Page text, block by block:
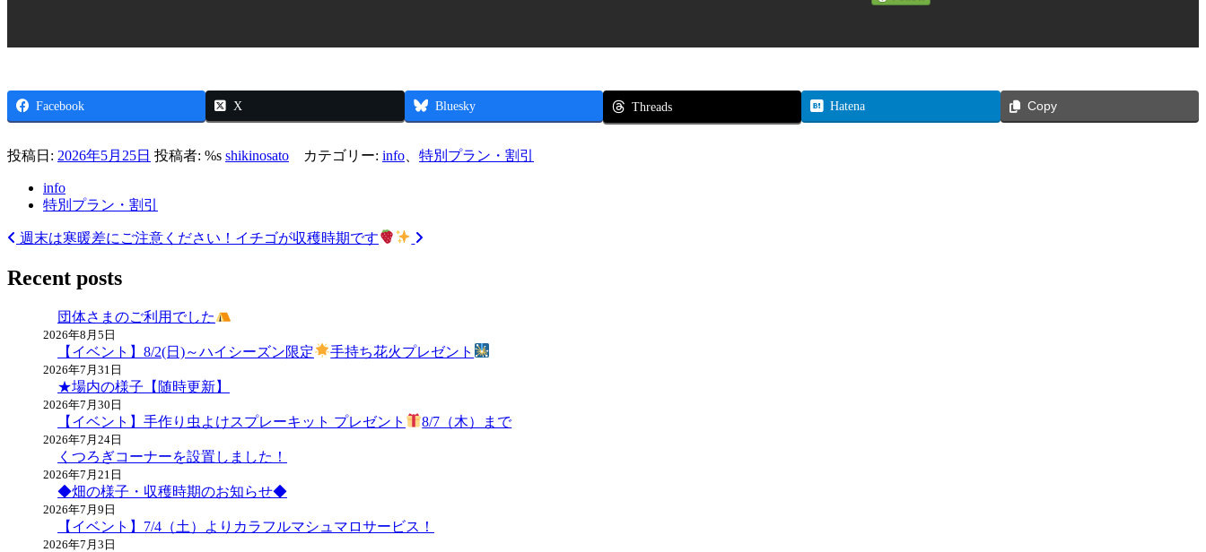
Facebook X Bluesky Threads Hatena Copy
投稿日: 2026年5月25日 投稿者: %s shikinosato カテゴリー: info 特別プラン・割引
info
特別プラン・割引
投
稿
週末は寒暖差にご注意ください！ イチゴが収穫時期です
Recent posts
団体さまのご利用でした
2026年8月5日
【イベント】8/2(日)～ハイシーズン限定 手持ち花火プレゼント
2026年7月31日
★場内の様子【随時更新】
2026年7月30日
【イベント】手作り虫よけスプレーキット プレゼント 8/7（木）まで
2026年7月24日
くつろぎコーナーを設置しました！
2026年7月21日
◆畑の様子・収穫時期のお知らせ◆
2026年7月9日
【イベント】7/4（土）よりカラフルマシュマロサービス！
2026年7月3日